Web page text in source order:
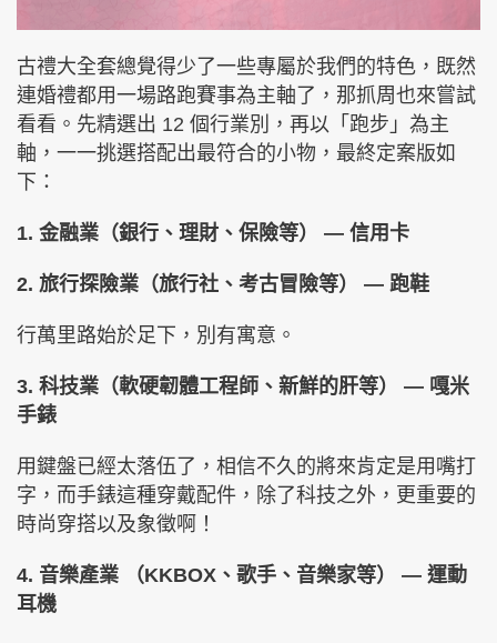
古禮大全套總覺得少了一些專屬於我們的特色，既然
連婚禮都用一場路跑賽事為主軸了，那抓周也來嘗試
看看。先精選出 12 個行業別，再以「跑步」為主
軸，一一挑選搭配出最符合的小物，最終定案版如
下：
1. 金融業（銀行、理財、保險等） — 信用卡
2. 旅行探險業（旅行社、考古冒險等） — 跑鞋
行萬里路始於足下，別有寓意。
3. 科技業（軟硬韌體工程師、新鮮的肝等） — 嘎米
手錶
用鍵盤已經太落伍了，相信不久的將來肯定是用嘴打
字，而手錶這種穿戴配件，除了科技之外，更重要的
時尚穿搭以及象徵啊！
4. 音樂產業 （KKBOX、歌手、音樂家等） — 運動
耳機